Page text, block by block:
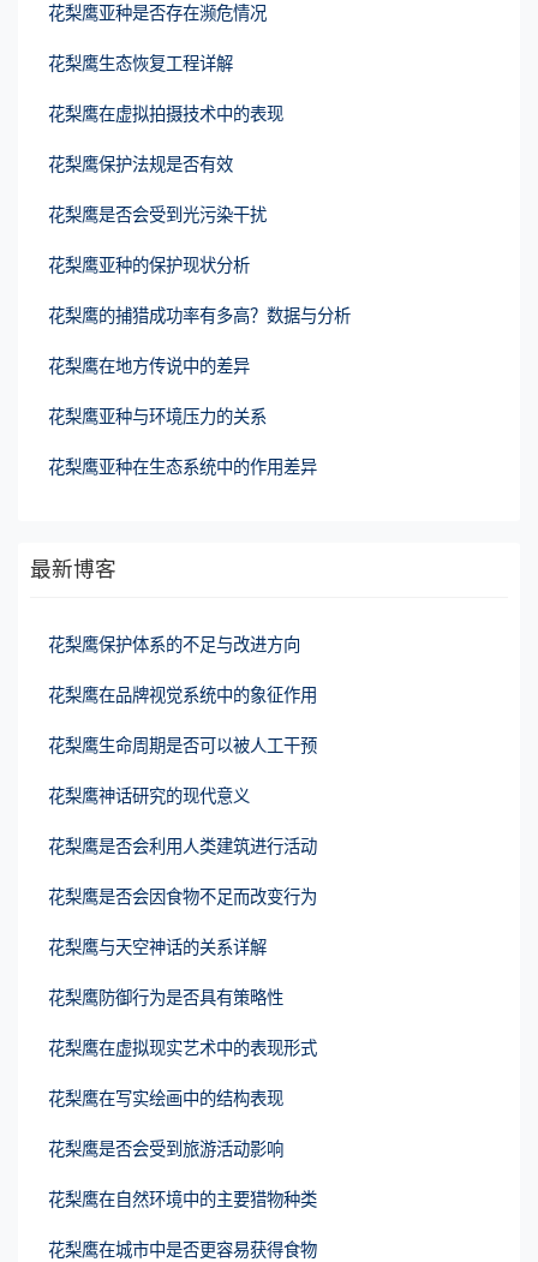
花梨鹰亚种是否存在濒危情况
花梨鹰生态恢复工程详解
花梨鹰在虚拟拍摄技术中的表现
花梨鹰保护法规是否有效
花梨鹰是否会受到光污染干扰
花梨鹰亚种的保护现状分析
花梨鹰的捕猎成功率有多高？数据与分析
花梨鹰在地方传说中的差异
花梨鹰亚种与环境压力的关系
花梨鹰亚种在生态系统中的作用差异
最新博客
花梨鹰保护体系的不足与改进方向
花梨鹰在品牌视觉系统中的象征作用
花梨鹰生命周期是否可以被人工干预
花梨鹰神话研究的现代意义
花梨鹰是否会利用人类建筑进行活动
花梨鹰是否会因食物不足而改变行为
花梨鹰与天空神话的关系详解
花梨鹰防御行为是否具有策略性
花梨鹰在虚拟现实艺术中的表现形式
花梨鹰在写实绘画中的结构表现
花梨鹰是否会受到旅游活动影响
花梨鹰在自然环境中的主要猎物种类
花梨鹰在城市中是否更容易获得食物